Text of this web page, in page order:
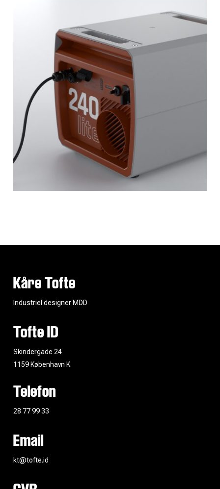
Kåre Tofte
Industriel designer MDD
Tofte ID
Skindergade 24
1159 København K
Telefon
28 77 99 33
Email
kt@tofte.id